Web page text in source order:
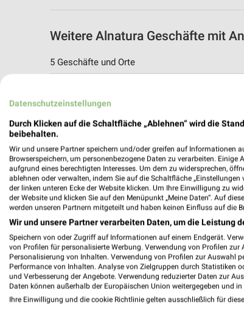
Weitere Alnatura Geschäfte mit
5 Geschäfte und Orte
Stadtbergen, Deutschland
Alnatura Angebote in Neusäß
Neusäß, Deutschland
493,76 km
Alnatura Angebote in München
München, Deutschland
505,40 km
Datenschutzeinstellungen
Durch Klicken auf die Schaltfläche „Ablehnen“ wird die
beibehalten.
Wir und unsere Partner speichern und/oder greifen auf Informationen
Browserspeichern, um personenbezogene Daten zu verarbeiten.
aufgrund eines berechtigten Interesses. Um dem zu widersprechen,
ablehnen oder verwalten, indem Sie auf die Schaltfläche
der linken unteren Ecke der Website klicken. Um Ihre Einwilligung zu
der Website und klicken Sie auf den Menüpunkt „Meine Daten“. Auf
werden unseren Partnern mitgeteilt und haben keinen Einfluss auf die
Wir und unsere Partner verarbeiten Daten, um die Leistung
Speichern von oder Zugriff auf Informationen auf einem Endgerät.
von Profilen für personalisierte Werbung. Verwendung von Profilen
Personalisierung von Inhalten. Verwendung von Profilen zur Auswahl
Performance von Inhalten. Analyse von Zielgruppen durch Statistiken
und Verbesserung der Angebote. Verwendung reduzierter Daten zur
Daten können außerhalb der Europäischen Union weitergegeben und in
Ihre Einwilligung und die cookie Richtlinie gelten ausschließlich für